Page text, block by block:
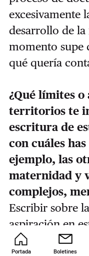
Portada Boletines
excesivamente
desarrollo de
momento supe
qué quería
¿Qué límites o
territorios te
escritura de
con cuáles
ejemplo, las
maternidad y
complejos,
Escribir sobre
aspiración en
sobre la fiesta